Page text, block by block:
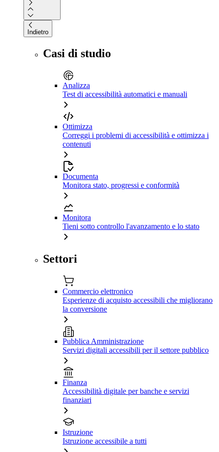
Indietro
Casi di studio
Analizza
Test di accessibilità automatici e manuali
Ottimizza
Correggi i problemi di accessibilità e ottimizza i
contenuti
Documenta
Monitora stato, progressi e conformità
Monitora
Tieni sotto controllo l'avanzamento e lo stato
Settori
Commercio elettronico
Esperienze di acquisto accessibili che migliorano
la conversione
Pubblica Amministrazione
Servizi digitali accessibili per il settore pubblico
Finanza
Accessibilità digitale per banche e servizi
finanziari
Istruzione
Istruzione accessibile a tutti